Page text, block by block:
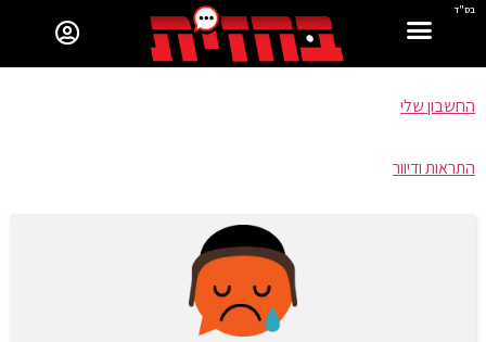
בס"ד
החשבון שלי
התראות ודיוור